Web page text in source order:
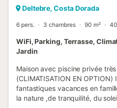
Deltebre, Costa Dorada
6 pers. 3 chambres 90 m²
WiFi, Parking, Terrasse,
Jardin
Maison avec piscine privée
(CLIMATISATION EN
fantastiques vacances en
la nature ,de tranquilité, du